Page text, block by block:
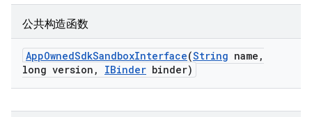
公共构造函数
AppOwnedSdkSandboxInterface(String name ,
long version , IBinder binder)